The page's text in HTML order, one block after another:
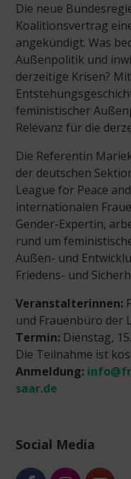
Die neue
Koalitionsvertrag
angekündigt. Was
Außenpolitik und
derzeitige Krisen?
feministischer
Relevanz für die
Die Referentin
der deutschen
League for Peace
internationalen
Gender-Expertin,
rund um
Außen- und
Friedens- und
Veranstalterinnen:
und Frauenbüro der
Termin: Dienstag,
Die Teilnahme ist
Anmeldung:
saar.de
Social Media